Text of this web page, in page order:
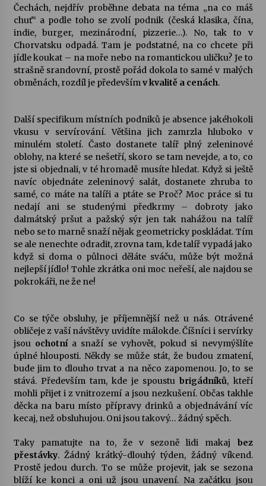
Čechách, nejdřív proběhne debata na téma „na co máš
chuť“ a podle toho se zvolí podnik (česká klasika, čína,
indie, burger, mezinárodní, pizzerie…). No, tak to v
Chorvatsku odpadá. Tam je podstatné, na co chcete při
jídle koukat – na moře nebo na romantickou uličku? Je to
strašně srandovní, prostě pořád dokola to samé v malých
obměnách, rozdíl je předevšímv kvalitě a cenách.
Další specifikum místních podniků je absence jakéhokoli
vkusu v servírování. Většina jich zamrzla hluboko v
minulém století. Často dostanete talíř plný zeleninové
oblohy, na které se nešetří, skoro se tam nevejde, a to, co
jste si objednali, v té hromadě musíte hledat. Když si ještě
navíc objednáte zeleninový salát, dostanete zhruba to
samé, co máte na talíři a ptáte se Proč? Moc práce si tu
nedají ani se studenými předkrmy – dobroty jako
dalmátský pršut a pažský sýr jen tak nahážou na talíř
nebo se to marně snaží nějak geometricky poskládat. Tím
se ale nenechte odradit, zrovna tam, kde talíř vypadá jako
když si doma o půlnoci děláte sváču, může být možná
nejlepší jídlo! Tohle zkrátka oni moc neřeší, ale najdou se
pokrokáři, ne že ne!
Co se týče obsluhy, je příjemnější než u nás. Otrávené
obličeje z vaší návštěvy uvidíte málokde. Číšníci i servírky
jsou ochotnía snaží se vyhovět, pokud si nevymýšlíte
úplné hlouposti. Někdy se může stát, že budou zmatení,
bude jim to dlouho trvat a na něco zapomenou. Jo, to se
stává. Především tam, kde je spoustubrigádníků, kteří
mohli přijet i z vnitrozemí a jsou nezkušení. Občas takhle
děcka na baru místo přípravy drinků a objednávání víc
kecaj, než obsluhujou. Oni jsou takový… žádný spěch.
Taky pamatujte na to, že v sezoně lidi makaj bez
přestávky. Žádný krátký-dlouhý týden, žádný víkend.
Prostě jedou durch. To se může projevit, jak se sezona
blíží ke konci a oni už jsou unavení. Na začátku jsou